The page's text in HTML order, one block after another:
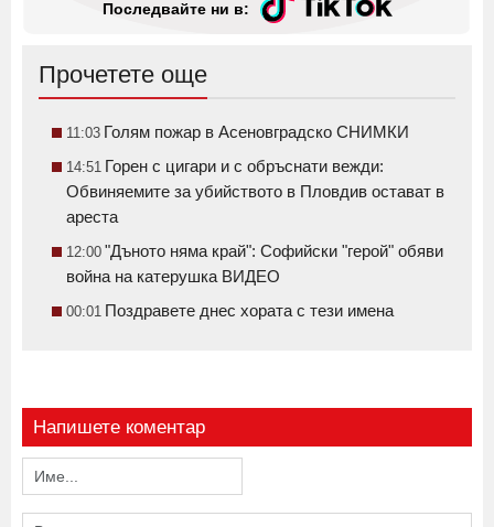
Последвайте ни в:
Прочетете още
11:03 Голям пожар в Асеновградско СНИМКИ
14:51 Горен с цигари и с обръснати вежди:
Обвиняемите за убийството в Пловдив остават в
ареста
12:00 "Дъното няма край": Софийски "герой" обяви
война на катерушка ВИДЕО
00:01 Поздравете днес хората с тези имена
Напишете коментар